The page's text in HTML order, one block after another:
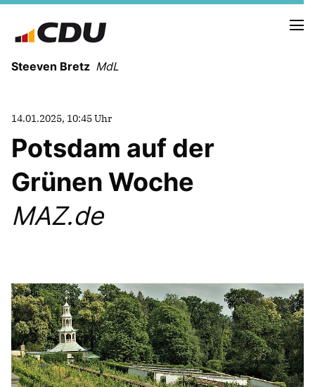
Steeven Bretz MdL
VITA
WAHLKREISBESUCHE
ZIELE
Redebeiträge
Anträge CDU
Kleine Anfragen
14.01.2025, 10:45 Uhr
Potsdam auf der
Grünen Woche
MAZ.de